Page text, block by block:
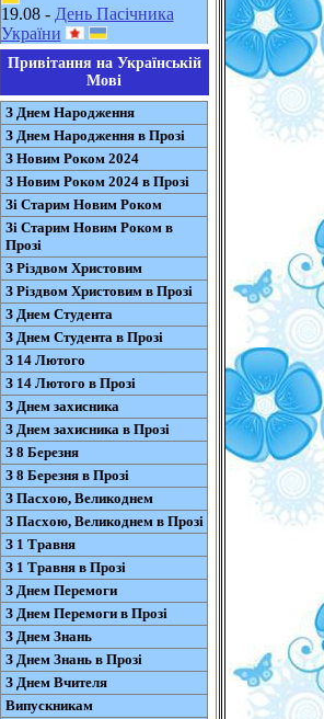
19.08 - День Пасічника
України
Привітання на Українській
Мові
З Днем Народження
З Днем Народження в Прозі
З Новим Роком 2024
З Новим Роком 2024 в Прозі
Зі Старим Новим Роком
Зі Старим Новим Роком в
Прозі
З Різдвом Христовим
З Різдвом Христовим в Прозі
З Днем Студента
З Днем Студента в Прозі
З 14 Лютого
З 14 Лютого в Прозі
З Днем захисника
З Днем захисника в Прозі
З 8 Березня
З 8 Березня в Прозі
З Пасхою, Великоднем
З Пасхою, Великоднем в Прозі
З 1 Травня
З 1 Травня в Прозі
З Днем Перемоги
З Днем Перемоги в Прозі
З Днем Знань
З Днем Знань в Прозі
З Днем Вчителя
Випускникам